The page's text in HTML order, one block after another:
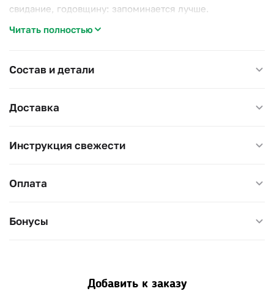
свидание, годовщину: запоминается лучше.
Читать полностью
Состав и детали
Доставка
Инструкция свежести
Оплата
Бонусы
Добавить к заказу